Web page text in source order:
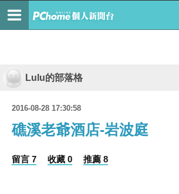
Lulu的部落格
2016-08-28 17:30:58
礁溪老爺酒店-岩波庭
留言 7 收藏 0 推薦 8